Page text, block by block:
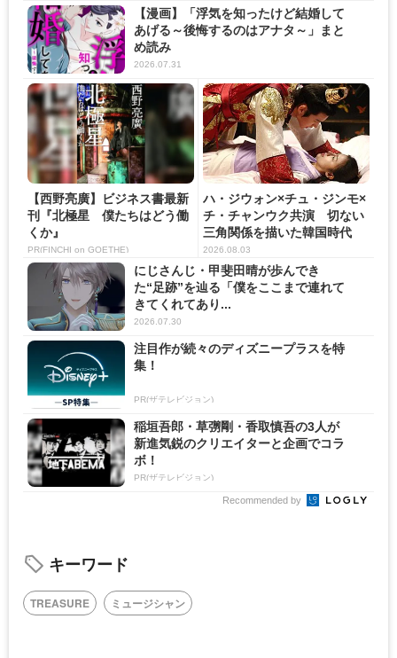
【漫画】「浮気を知ったけど結婚して
あげる～後悔するのはアナタ～」まと
め読み
2026.07.31
【西野亮廣】ビジネス書最新
刊『北極星 僕たちはどう働
くか』
PR(FINCHI on GOETHE)
ハ・ジウォン×チュ・ジンモ×
チ・チャンウク共演 切ない
三角関係を描いた韓国時代
劇...
2026.08.03
にじさんじ・甲斐田晴が歩んでき
た“足跡”を辿る「僕をここまで連れて
きてくれてあり...
2026.07.30
注目作が続々のディズニープラスを特
集！
PR(ザテレビジョン)
稲垣吾郎・草彅剛・香取慎吾の3人が
新進気鋭のクリエイターと企画でコラ
ボ！
PR(ザテレビジョン)
Recommended by
キーワード
TREASURE ミュージシャン